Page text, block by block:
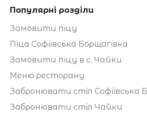
Популярні розділи
Замовити піцу
Піца Софіївська Борщагівка
Замовити піцу в с. Чайки
Меню ресторану
Забронювати стіл Софіївська
Забронювати стіл Чайки